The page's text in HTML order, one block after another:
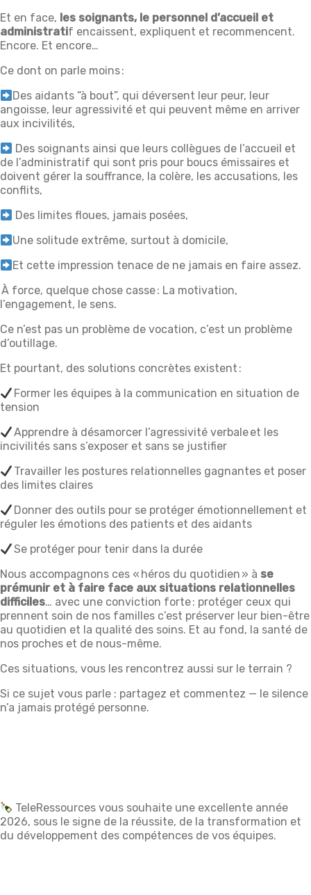
Et en face, les soignants, le personnel d’accueil et
administratif encaissent, expliquent et recommencent.
Encore. Et encore…
Ce dont on parle moins :
Des aidants “à bout”, qui déversent leur peur, leur
angoisse, leur agressivité et qui peuvent même en arriver
aux incivilités,
Des soignants ainsi que leurs collègues de l’accueil et
de l’administratif qui sont pris pour boucs émissaires et
doivent gérer la souffrance, la colère, les accusations, les
conflits,
Des limites floues, jamais posées,
Une solitude extrême, surtout à domicile,
Et cette impression tenace de ne jamais en faire assez.
À force, quelque chose casse : La motivation,
l’engagement, le sens.
Ce n’est pas un problème de vocation, c’est un problème
d’outillage.
Et pourtant, des solutions concrètes existent :
Former les équipes à la communication en situation de
tension
Apprendre à désamorcer l’agressivité verbale et les
incivilités sans s’exposer et sans se justifier
Travailler les postures relationnelles gagnantes et poser
des limites claires
Donner des outils pour se protéger émotionnellement et
réguler les émotions des patients et des aidants
Se protéger pour tenir dans la durée
Nous accompagnons ces « héros du quotidien » à se
prémunir et à faire face aux situations relationnelles
difficiles… avec une conviction forte : protéger ceux qui
prennent soin de nos familles c’est préserver leur bien-être
au quotidien et la qualité des soins. Et au fond, la santé de
nos proches et de nous-même.
Ces situations, vous les rencontrez aussi sur le terrain ?
Si ce sujet vous parle : partagez et commentez — le silence
n’a jamais protégé personne.
TeleRessources vous souhaite une excellente année
2026, sous le signe de la réussite, de la transformation et
du développement des compétences de vos équipes.